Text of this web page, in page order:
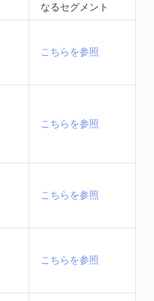
なるセグメント
こちらを参照
こちらを参照
こちらを参照
こちらを参照